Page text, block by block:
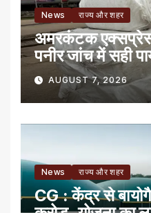
News राज्य और शहर
अमरकंटक
पनीर जांच में सही
AUGUST 7, 2026
News राज्य और शहर
CG : केंद्र से